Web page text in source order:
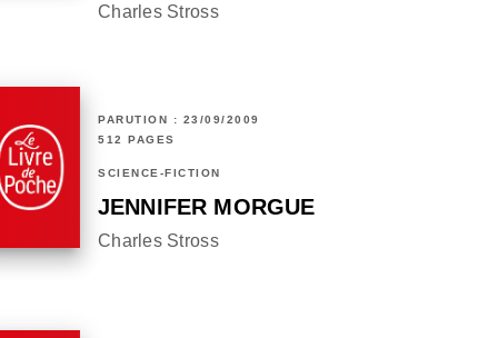
Charles Stross
PARUTION : 23/09/2009
512 PAGES
SCIENCE-FICTION
JENNIFER MORGUE
Charles Stross